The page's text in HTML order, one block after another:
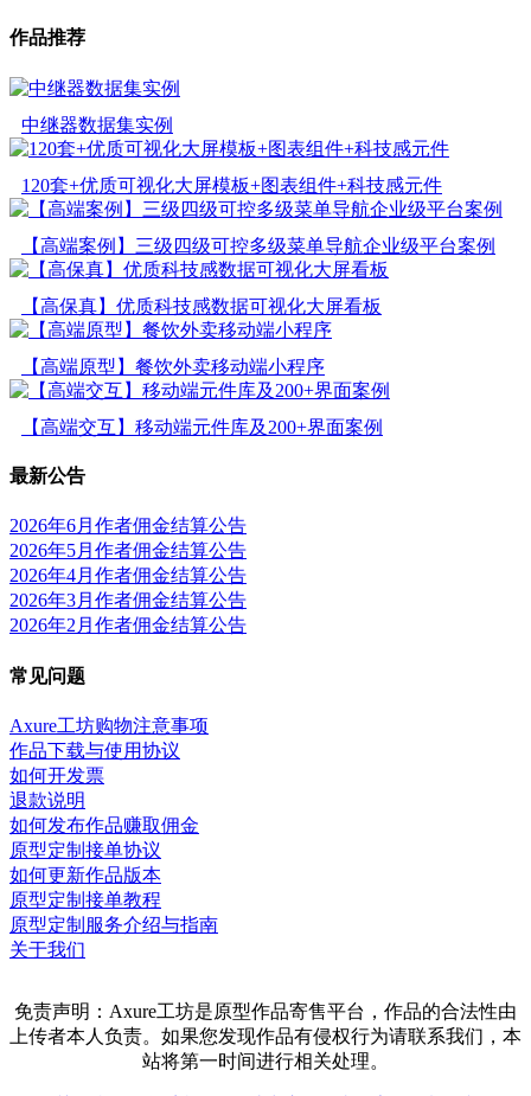
作品推荐
中继器数据集实例
120套+优质可视化大屏模板+图表组件+科技感元件
【高端案例】三级四级可控多级菜单导航企业级平台案例
【高保真】优质科技感数据可视化大屏看板
【高端原型】餐饮外卖移动端小程序
【高端交互】移动端元件库及200+界面案例
最新公告
2026年6月作者佣金结算公告
2026年5月作者佣金结算公告
2026年4月作者佣金结算公告
2026年3月作者佣金结算公告
2026年2月作者佣金结算公告
常见问题
Axure工坊购物注意事项
作品下载与使用协议
如何开发票
退款说明
如何发布作品赚取佣金
原型定制接单协议
如何更新作品版本
原型定制接单教程
原型定制服务介绍与指南
关于我们
免责声明：Axure工坊是原型作品寄售平台，作品的合法性由
上传者本人负责。如果您发现作品有侵权行为请联系我们，本
站将第一时间进行相关处理。